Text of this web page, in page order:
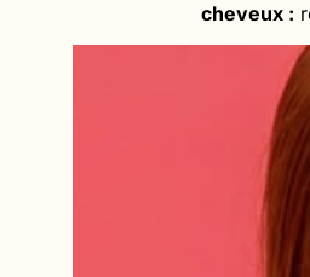
cheveux :